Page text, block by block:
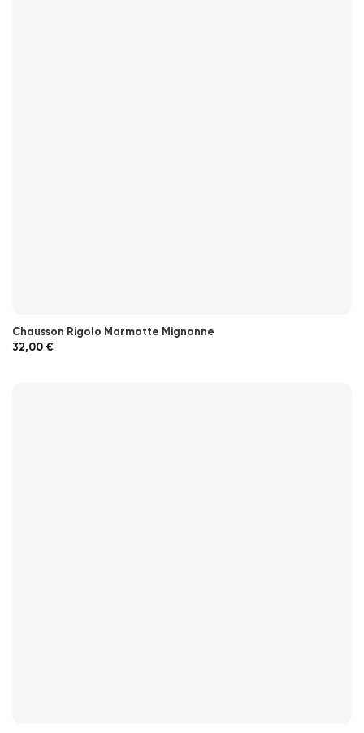
Chausson Rigolo Marmotte Mignonne
32,00 €